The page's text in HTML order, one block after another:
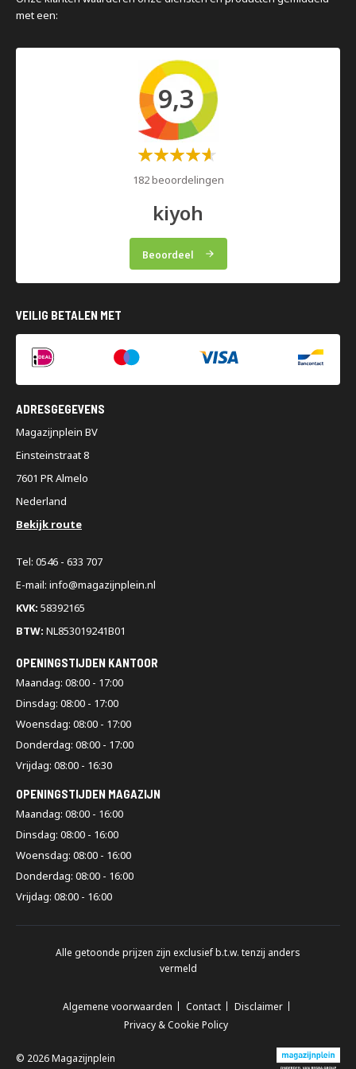
met een:
9,3
Waardering:
182 beoordelingen
kiyoh
Beoordeel
VEILIG BETALEN MET
ADRESGEGEVENS
Magazijnplein BV
Einsteinstraat 8
7601 PR Almelo
Nederland
Bekijk route
Tel: 0546 - 633 707
E-mail: info@magazijnplein.nl
KVK: 58392165
BTW: NL853019241B01
OPENINGSTIJDEN KANTOOR
Maandag: 08:00 - 17:00
Dinsdag: 08:00 - 17:00
Woensdag: 08:00 - 17:00
Donderdag: 08:00 - 17:00
Vrijdag: 08:00 - 16:30
OPENINGSTIJDEN MAGAZIJN
Maandag: 08:00 - 16:00
Dinsdag: 08:00 - 16:00
Woensdag: 08:00 - 16:00
Donderdag: 08:00 - 16:00
Vrijdag: 08:00 - 16:00
Alle getoonde prijzen zijn exclusief b.t.w. tenzij anders
vermeld
Algemene voorwaarden Contact
Disclaimer
Privacy & Cookie Policy
© 2026 Magazijnplein